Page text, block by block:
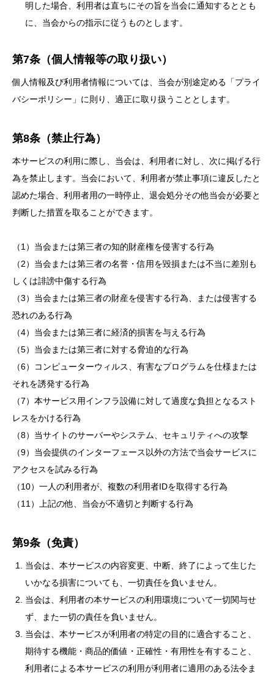
明した場合、利用者は直ちにその旨を当会に通知するととも
に、当会からの指示に従うものとします。
第7条（個人情報等の取り扱い）
個人情報及び利用者情報については、当会が別途定める「プライ
バシーポリシー」に則り、適正に取り扱うこととします。
第8条（禁止行為）
本サービスの利用に際し、当会は、利用者に対し、次に掲げる行
為を禁止します。当会において、利用者が禁止事項に違反したと
認めた場合、利用者用の一時停止、退会処分その他当会が必要と
判断した措置を取ることができます。
（1）当会または第三者の知的財産権を侵害する行為
（2）当会または第三者の名誉・信用を毀損または不当に差別も
しくは誹謗中傷する行為
（3）当会または第三者の財産を侵害する行為、または侵害する
恐れのある行為
（4）当会または第三者に経済的損害を与える行為
（5）当会または第三者に対する脅迫的な行為
（6）コンピューターウィルス、有害なプログラムを仕様または
それを誘発する行為
（7）本サービス用インフラ設備に対して過度な負担となるスト
レスをかける行為
（8）当サイトのサーバーやシステム、セキュリティへの攻撃
（9）当会提供のインターフェース以外の方法で当会サービスに
アクセスを試みる行為
（10）一人の利用者が、複数の利用者IDを取得する行為
（11）上記の他、当会が不適切と判断する行為
第9条（免責）
当会は、本サービスの内容変更、中断、終了によって生じた
いかなる損害についても、一切責任を負いません。
当会は、利用者の本サービスの利用環境について一切関与せ
ず、また一切の責任を負いません。
当会は、本サービスが利用者の特定の目的に適合すること、
期待する機能・商品的価値・正確性・有用性を有すること、
利用者による本サービスの利用が利用者に適用のある法令ま